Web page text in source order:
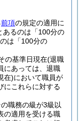
前項の規定の適用に
あるのは「100分の
は「100分の
の基準日現在(退職
にあっては、退職
在)において職員が
にこれらに対する
職務の級が3級以
の適用を受ける職